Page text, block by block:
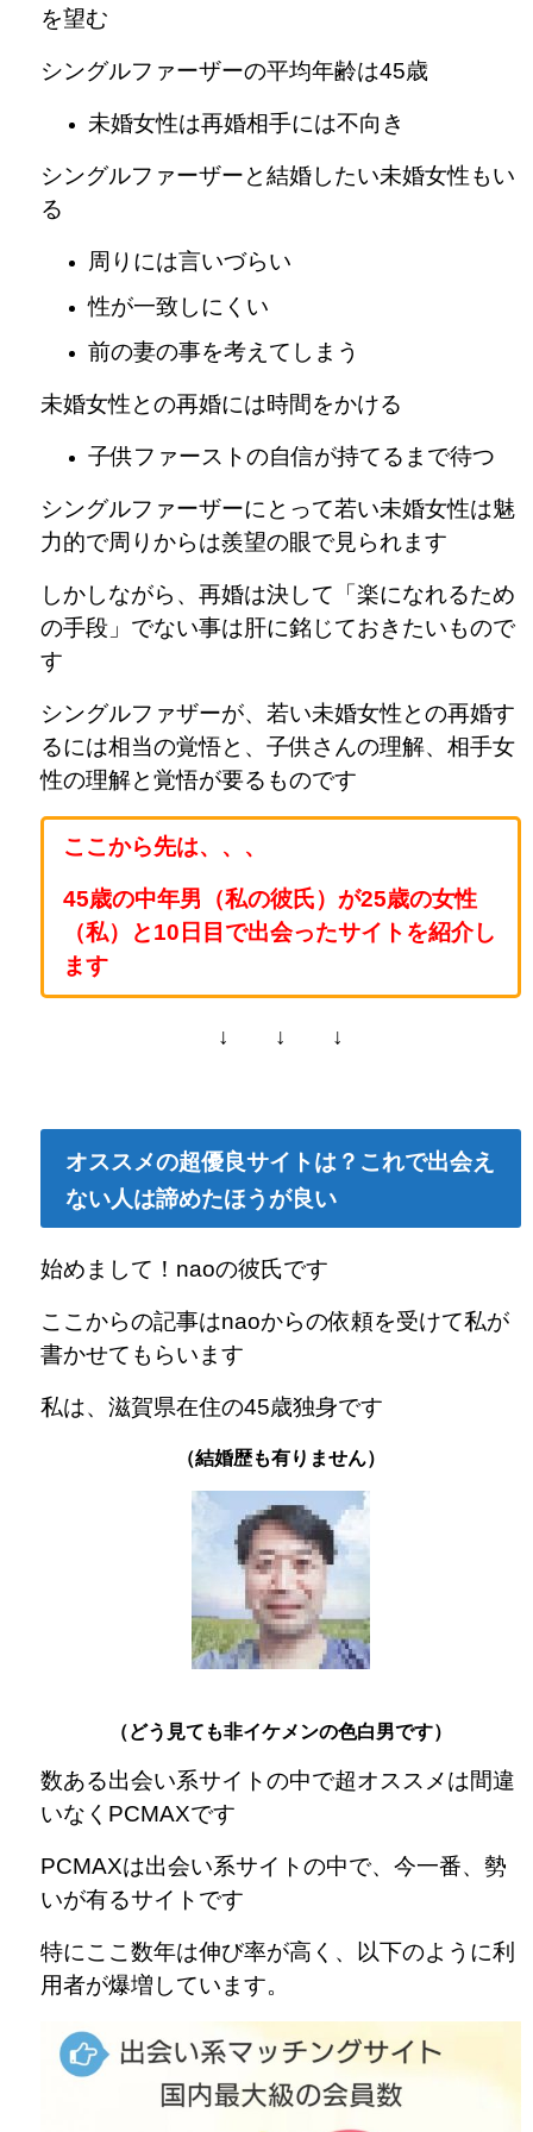
を望む
シングルファーザーの平均年齢は45歳
未婚女性は再婚相手には不向き
シングルファーザーと結婚したい未婚女性もい
る
周りには言いづらい
性が一致しにくい
前の妻の事を考えてしまう
未婚女性との再婚には時間をかける
子供ファーストの自信が持てるまで待つ
シングルファーザーにとって若い未婚女性は魅
力的で周りからは羨望の眼で見られます
しかしながら、再婚は決して「楽になれるため
の手段」でない事は肝に銘じておきたいもので
す
シングルファザーが、若い未婚女性との再婚す
るには相当の覚悟と、子供さんの理解、相手女
性の理解と覚悟が要るものです
ここから先は、、、
45歳の中年男（私の彼氏）が25歳の女性
（私）と10日目で出会ったサイトを紹介し
ます
↓ ↓ ↓
オススメの超優良サイトは？これで出会え
ない人は諦めたほうが良い
始めまして！naoの彼氏です
ここからの記事はnaoからの依頼を受けて私が
書かせてもらいます
私は、滋賀県在住の45歳独身です
（結婚歴も有りません）
（どう見ても非イケメンの色白男です）
数ある出会い系サイトの中で超オススメは間違
いなくPCMAXです
PCMAXは出会い系サイトの中で、今一番、勢
いが有るサイトです
特にここ数年は伸び率が高く、以下のように利
用者が爆増しています。